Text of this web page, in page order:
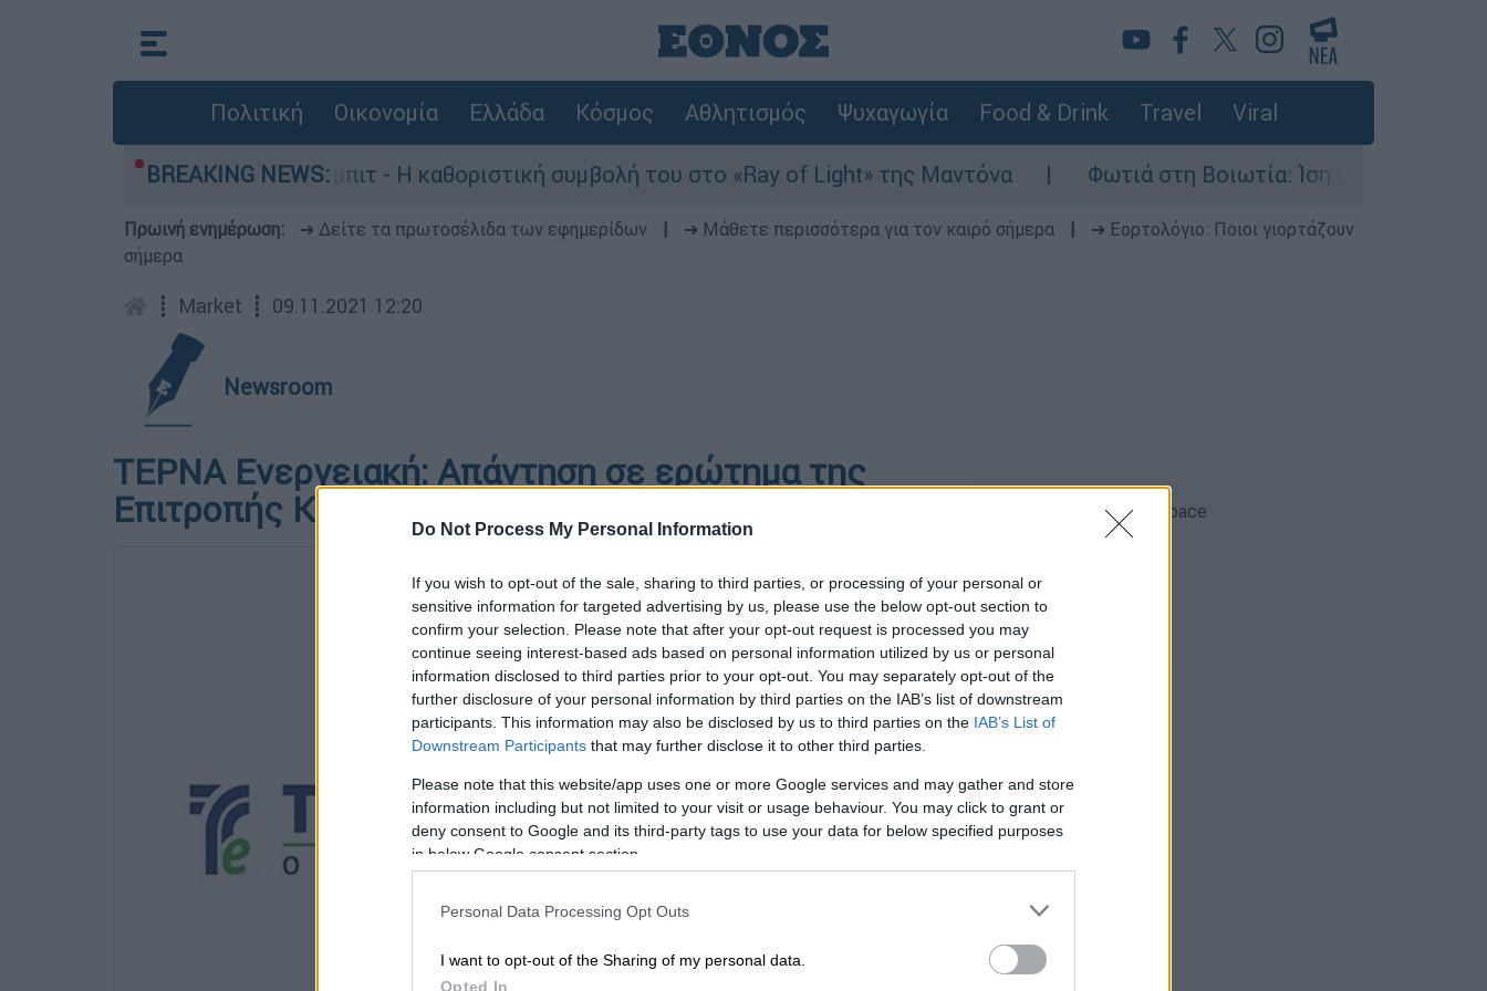
Do Not Process My Personal Information
If you wish to opt-out of the sale, sharing to third parties, or processing of your personal or
sensitive information for targeted advertising by us, please use the below opt-out section to
confirm your selection. Please note that after your opt-out request is processed you may
continue seeing interest-based ads based on personal information utilized by us or personal
information disclosed to third parties prior to your opt-out. You may separately opt-out of the
further disclosure of your personal information by third parties on the IAB’s list of downstream
participants. This information may also be disclosed by us to third parties on the IAB’s List of
Downstream Participants that may further disclose it to other third parties.
Please note that this website/app uses one or more Google services and may gather and store
information including but not limited to your visit or usage behaviour. You may click to grant or
deny consent to Google and its third-party tags to use your data for below specified purposes
in below Google consent section.
Personal Data Processing Opt Outs
I want to opt-out of the Sharing of my personal data.
Opted In
Πολιτική Οικονομία Ελλάδα Κόσμος Αθλητισμός Ψυχαγωγία Food & Drink Travel Viral
BREAKING NEWS:
παραγωγός, Γουίλιαμ Όρμπιτ - Η καθοριστική συμβολή του στο «Ray of Light» της Μαντόνα Φωτιά στη Βοιωτία: Ίση με έξι ατομικές
Πρωινή ενημέρωση: ➔ Δείτε τα πρωτοσέλιδα των εφημερίδων ➔ Μάθετε περισσότερα για τον καιρό σήμερα
➔ Εορτολόγιο: Ποιοι γιορτάζουν
σήμερα
┋ Market ┋ 09.11.2021 12:20
Newsroom
ΤΕΡΝΑ Ενεργειακή: Απάντηση σε ερώτημα της
Επιτροπής Κεφαλαιαγοράς